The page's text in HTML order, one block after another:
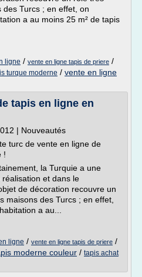
Turcs ; en effet, on
a au moins 25 m² de tapis
ligne / vente en ligne tapis de priere /
turque moderne / vente en ligne
tapis en ligne en
| Nouveautés
turc de vente en ligne de
!
la Turquie a une
et dans le
de décoration recouvre un
maisons des Turcs ; en effet,
a au...
ligne / vente en ligne tapis de priere /
moderne couleur / tapis achat